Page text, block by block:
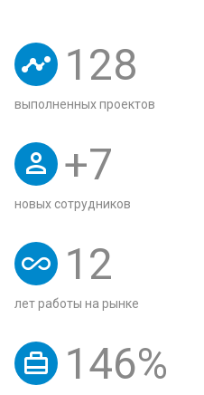
128
выполненных проектов
+7
новых сотрудников
12
лет работы на рынке
146%